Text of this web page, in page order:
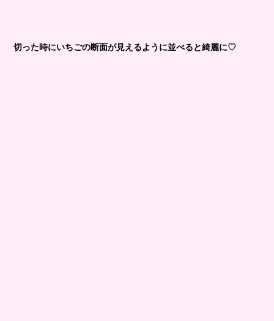
切った時にいちごの断面が見えるように並べると綺麗に♡